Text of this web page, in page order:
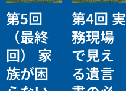
第5回
（最終
回） 家
族が困
第4回 実
務現場
で見え
る遺言